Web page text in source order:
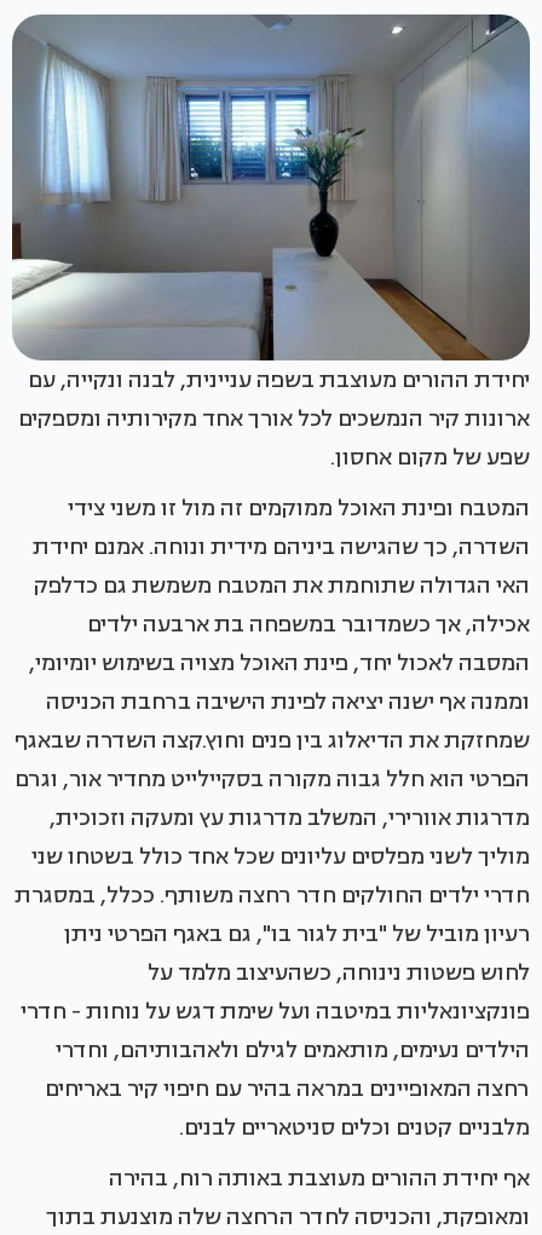
יחידת ההורים מעוצבת בשפה עניינית, לבנה ונקייה, עם
ארונות קיר הנמשכים לכל אורך אחד מקירותיה ומספקים
שפע של מקום אחסון.
המטבח ופינת האוכל ממוקמים זה מול זו משני צידי
השדרה, כך שהגישה ביניהם מידית ונוחה. אמנם יחידת
האי הגדולה שתוחמת את המטבח משמשת גם כדלפק
אכילה, אך כשמדובר במשפחה בת ארבעה ילדים
המסבה לאכול יחד, פינת האוכל מצויה בשימוש יומיומי,
וממנה אף ישנה יציאה לפינת הישיבה ברחבת הכניסה
שמחזקת את הדיאלוג בין פנים וחוץ.קצה השדרה שבאגף
הפרטי הוא חלל גבוה מקורה בסקיילייט מחדיר אור, וגרם
מדרגות אוורירי, המשלב מדרגות עץ ומעקה וזכוכית,
מוליך לשני מפלסים עליונים שכל אחד כולל בשטחו שני
חדרי ילדים החולקים חדר רחצה משותף. ככלל, במסגרת
רעיון מוביל של "בית לגור בו", גם באגף הפרטי ניתן
לחוש פשטות נינוחה, כשהעיצוב מלמד על
פונקציונאליות במיטבה ועל שימת דגש על נוחות - חדרי
הילדים נעימים, מותאמים לגילם ולאהבותיהם, וחדרי
רחצה המאופיינים במראה בהיר עם חיפוי קיר באריחים
מלבניים קטנים וכלים סניטאריים לבנים.
אף יחידת ההורים מעוצבת באותה רוח, בהירה
ומאופקת, והכניסה לחדר הרחצה שלה מוצנעת בתוך